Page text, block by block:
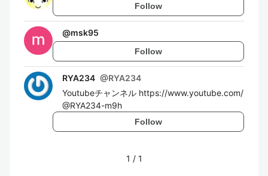
Follow
@msk95
Follow
RYA234 @RYA234
Youtubeチャンネル https://www.youtube.com/
@RYA234-m9h
Follow
1 / 1